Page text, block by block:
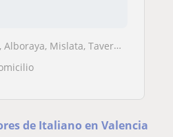
Mislata, Tavernes Blanques
de Italiano en Valencia